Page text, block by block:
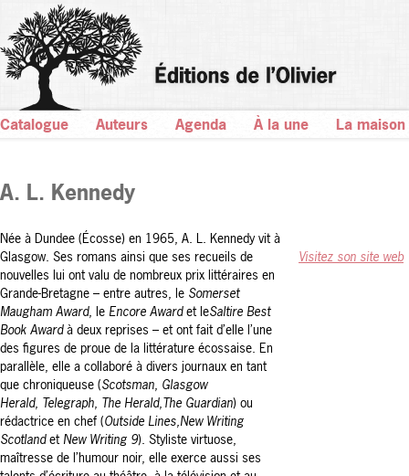
Catalogue Auteurs Agenda À la une La maison
A. L. Kennedy
Née à Dundee (Écosse) en 1965, A. L. Kennedy vit à
Glasgow. Ses romans ainsi que ses recueils de
nouvelles lui ont valu de nombreux prix littéraires en
Grande-Bretagne – entre autres, le Somerset
Maugham Award, le Encore Awardet leSaltire Best
Book Awardà deux reprises – et ont fait d’elle l’une
des figures de proue de la littérature écossaise. En
parallèle, elle a collaboré à divers journaux en tant
que chroniqueuse (Scotsman, Glasgow
Herald, Telegraph, The Herald,The Guardian) ou
rédactrice en chef (Outside Lines,New Writing
Scotlandet New Writing 9). Styliste virtuose,
maîtresse de l’humour noir, elle exerce aussi ses
Visitez son site web